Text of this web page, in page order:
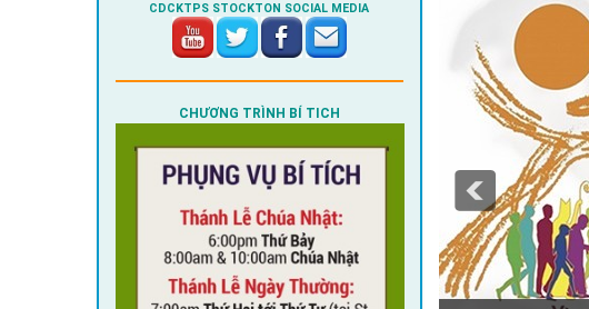
CDCKTPS STOCKTON SOCIAL MEDIA
CHƯƠNG TRÌNH BÍ TICH